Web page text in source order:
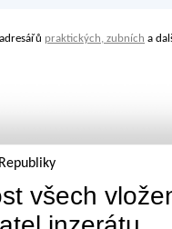
praktických, zubních a
všech